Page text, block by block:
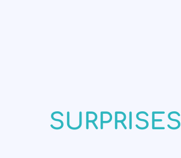
SURPRISES